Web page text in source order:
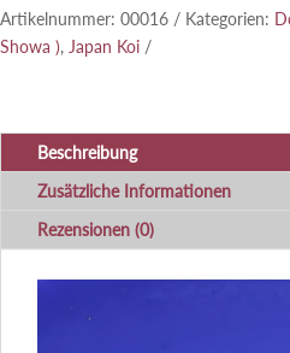
Artikelnummer: 00016 Kategorien:
Showa ), Japan Koi
Beschreibung
Zusätzliche Informationen
Rezensionen (0)